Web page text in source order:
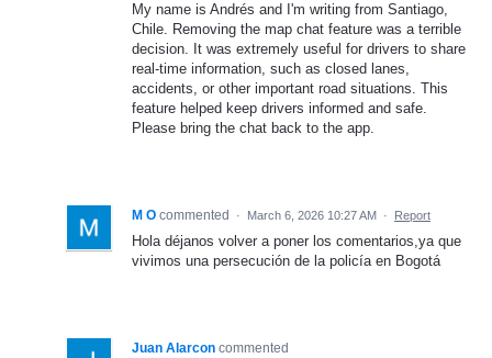
My name is Andrés and I'm writing from Santiago,
Chile. Removing the map chat feature was a terrible
decision. It was extremely useful for drivers to share
real-time information, such as closed lanes,
accidents, or other important road situations. This
feature helped keep drivers informed and safe.
Please bring the chat back to the app.
M O commented · March 6, 2026 10:27 AM · Report
Hola déjanos volver a poner los comentarios,ya que
vivimos una persecución de la policía en Bogotá
Juan Alarcon commented